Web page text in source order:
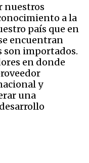
nuestros
a la
país que en
encuentran
son importados.
en donde
y
una